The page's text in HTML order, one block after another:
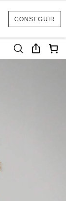
CONSEGUIR